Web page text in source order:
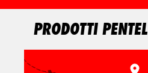
PRODOTTI PENTEL